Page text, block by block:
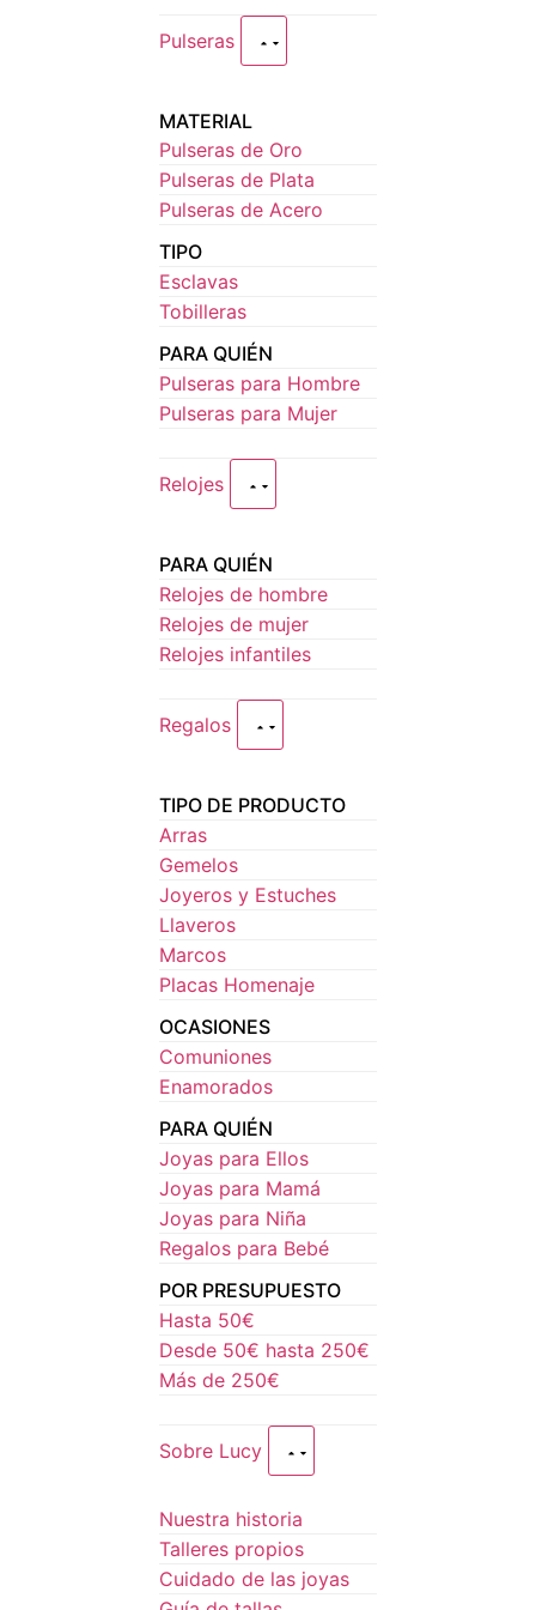
Pulseras
MATERIAL
Pulseras de Oro
Pulseras de Plata
Pulseras de Acero
TIPO
Esclavas
Tobilleras
PARA QUIÉN
Pulseras para Hombre
Pulseras para Mujer
Relojes
PARA QUIÉN
Relojes de hombre
Relojes de mujer
Relojes infantiles
Regalos
TIPO DE PRODUCTO
Arras
Gemelos
Joyeros y Estuches
Llaveros
Marcos
Placas Homenaje
OCASIONES
Comuniones
Enamorados
PARA QUIÉN
Joyas para Ellos
Joyas para Mamá
Joyas para Niña
Regalos para Bebé
POR PRESUPUESTO
Hasta 50€
Desde 50€ hasta 250€
Más de 250€
Sobre Lucy
Nuestra historia
Talleres propios
Cuidado de las joyas